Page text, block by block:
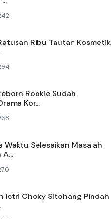
Ribu Tautan Kosmetik
Rookie Sudah
Kor...
Waktu Selesaikan Masalah
Istri Choky Sitohang Pindah